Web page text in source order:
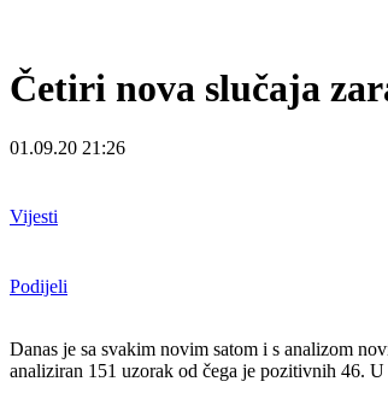
Četiri nova slučaja
01.09.20 21:26
Vijesti
Podijeli
Danas je sa svakim novim satom i s analizom
analiziran 151 uzorak od čega je pozitivnih 46.